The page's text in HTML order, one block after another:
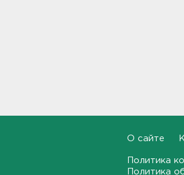
нашли 320 человек за месяц
О сайте
Политика
Политика